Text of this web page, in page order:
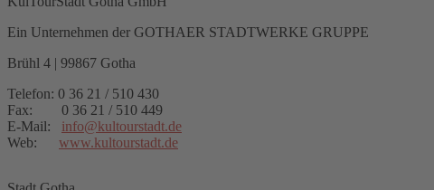
Ein Unternehmen der GOTHAER STADTWERKE GRUPPE
Brühl 4 | 99867 Gotha
Telefon: 0 36 21 / 510 430
Fax: 0 36 21 / 510 449
E-Mail: info@kultourstadt.de
Web: www.kultourstadt.de